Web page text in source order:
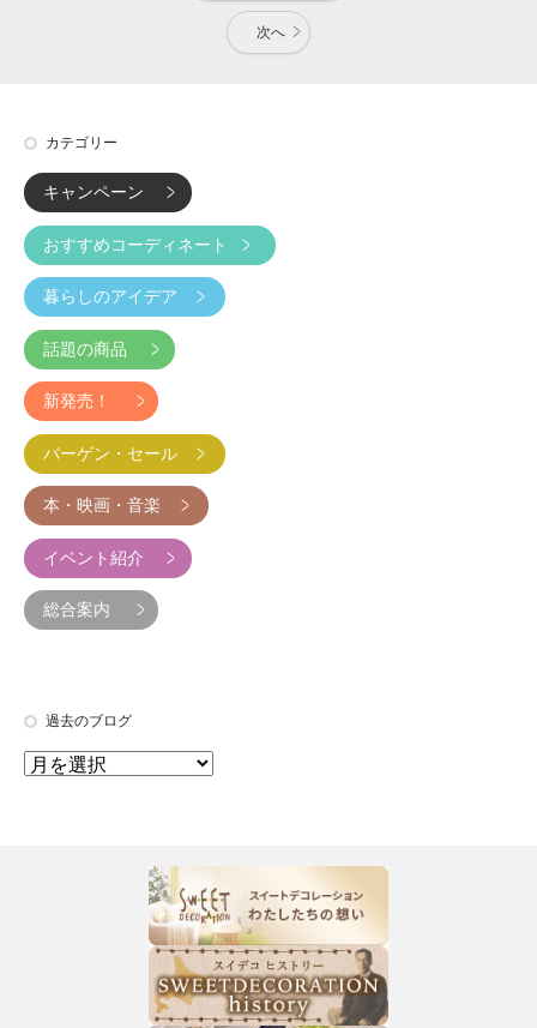
次へ
カテゴリー
キャンペーン
おすすめコーディネート
暮らしのアイデア
話題の商品
新発売！
バーゲン・セール
本・映画・音楽
イベント紹介
総合案内
過去のブログ